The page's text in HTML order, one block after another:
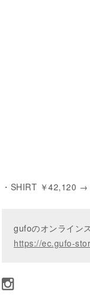
・SHIRT ￥42,120
gufoのオンライン
https://ec.gufo-